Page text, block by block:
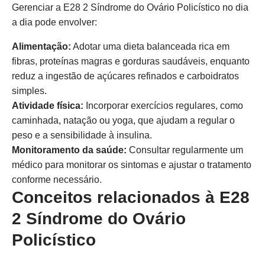
Gerenciar a E28 2 Síndrome do Ovário Policístico no dia
a dia pode envolver:
Alimentação: Adotar uma dieta balanceada rica em
fibras, proteínas magras e gorduras saudáveis, enquanto
reduz a ingestão de açúcares refinados e carboidratos
simples.
Atividade física: Incorporar exercícios regulares, como
caminhada, natação ou yoga, que ajudam a regular o
peso e a sensibilidade à insulina.
Monitoramento da saúde: Consultar regularmente um
médico para monitorar os sintomas e ajustar o tratamento
conforme necessário.
Conceitos relacionados à E28
2 Síndrome do Ovário
Policístico